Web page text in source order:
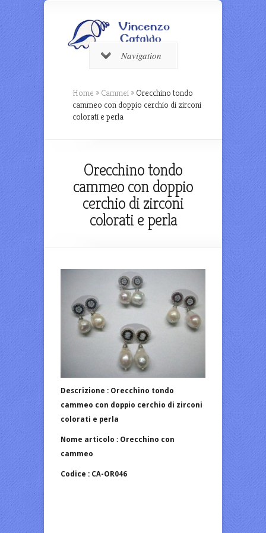
Navigation
Home » Cammei » Orecchino tondo
cammeo con doppio cerchio di zirconi
colorati e perla
Orecchino tondo
cammeo con doppio
cerchio di zirconi
colorati e perla
Descrizione : Orecchino tondo
cammeo con doppio cerchio di zirconi
colorati e perla
Nome articolo : Orecchino con
cammeo
Codice : CA-OR046